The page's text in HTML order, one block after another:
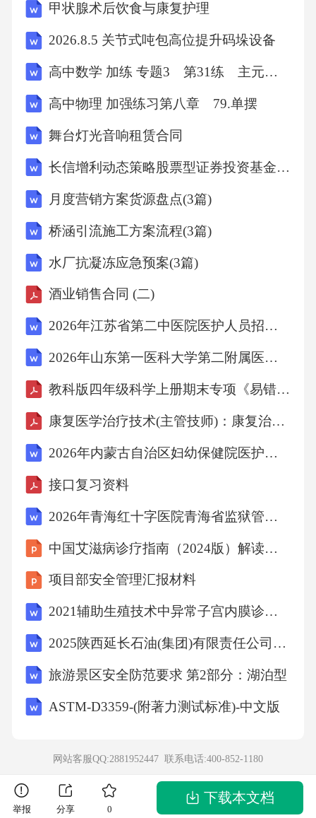
甲状腺术后饮食与康复护理
2026.8.5 关节式吨包高位提升码垛设备
高中数学 加练 专题3 第31练 主元变换
高中物理 加强练习第八章 79.单摆
舞台灯光音响租赁合同
长信增利动态策略股票型证券投资基金基金合同
月度营销方案货源盘点(3篇)
桥涵引流施工方案流程(3篇)
水厂抗凝冻应急预案(3篇)
酒业销售合同 (二)
2026年江苏省第二中医院医护人员招聘考试参考试题及答案详解
2026年山东第一医科大学第二附属医院医护人员招聘笔试备考试题及答案详解
教科版四年级科学上册期末专项《易错题》复习训练(含答案)
康复医学治疗技术(主管技师)：康复治疗基础必看题库知识点
2026年内蒙古自治区妇幼保健院医护人员招聘笔试参考试题及答案详解
接口复习资料
2026年青海红十字医院青海省监狱管理局中心医院医护人员招聘考试参考题库及答案详解
中国艾滋病诊疗指南（2024版）解读课件
项目部安全管理汇报材料
2021辅助生殖技术中异常子宫内膜诊疗的中国专家共识(全文)
2025陕西延长石油(集团)有限责任公司科技人才招聘116人笔试备考试题及答案解析
旅游景区安全防范要求 第2部分：湖泊型
ASTM-D3359-(附著力测试标准)-中文版
网站客服QQ:2881952447 联系电话:400-852-1180
举报 分享 0
下载本文档